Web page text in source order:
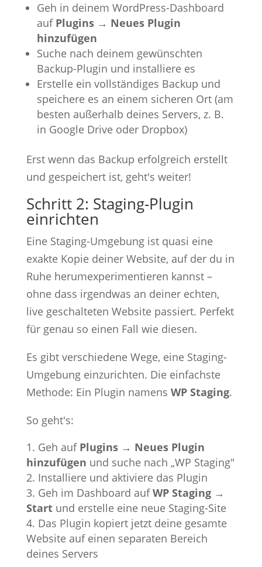
Geh in deinem WordPress-Dashboard
auf Plugins → Neues Plugin
hinzufügen
Suche nach deinem gewünschten
Backup-Plugin und installiere es
Erstelle ein vollständiges Backup und
speichere es an einem sicheren Ort (am
besten außerhalb deines Servers, z. B.
in Google Drive oder Dropbox)
Erst wenn das Backup erfolgreich erstellt
und gespeichert ist, geht's weiter!
Schritt 2: Staging-Plugin
einrichten
Eine Staging-Umgebung ist quasi eine
exakte Kopie deiner Website, auf der du in
Ruhe herumexperimentieren kannst –
ohne dass irgendwas an deiner echten,
live geschalteten Website passiert. Perfekt
für genau so einen Fall wie diesen.
Es gibt verschiedene Wege, eine Staging-
Umgebung einzurichten. Die einfachste
Methode: Ein Plugin namens WP Staging.
So geht's:
Geh auf Plugins → Neues Plugin
hinzufügen und suche nach „WP Staging"
Installiere und aktiviere das Plugin
Geh im Dashboard aufWP Staging →
Startund erstelle eine neue Staging-Site
Das Plugin kopiert jetzt deine gesamte
Website auf einen separaten Bereich
deines Servers